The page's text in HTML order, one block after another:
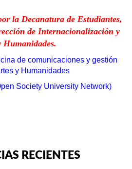
la Decanatura de Estudiantes,
de Internacionalización y
de comunicaciones y gestión
y Humanidades
Society University Network)
RECIENTES